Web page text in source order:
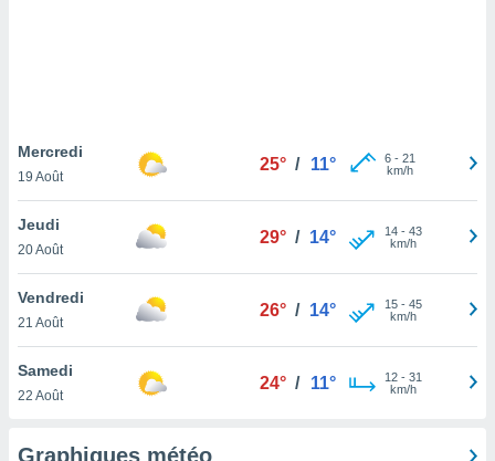
notre
que
et que
Mercredi
19 Août
25° / 11° 6- 21
km/h
Jeudi
20 Août
29° / 14° 14- 43
km/h
Vendredi
21 Août
26° / 14° 15- 45
km/h
Samedi
22 Août
24° / 11° 12- 31
km/h
Graphiques météo